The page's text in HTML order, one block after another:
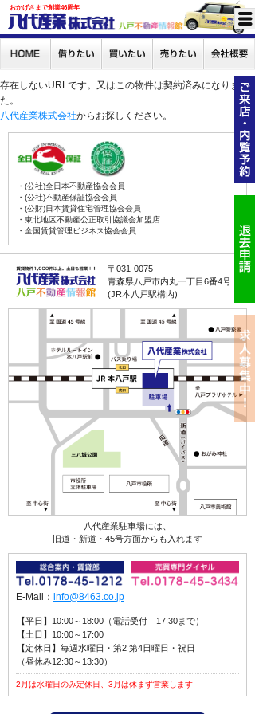
おかげさまで創業46周年
存在しないURLです。又はこの物件は契約済みになりまし
た。
八代産業株式会社からお探しください。
・(公社)全日本不動産協会会員
・(公社)不動産保証協会会員
・(公財)日本賃貸住宅管理協会会員
・東北地区不動産公正取引協議会加盟店
・全国賃貸管理ビジネス協会会員
〒031-0075
青森県八戸市内丸一丁目6番4号
(JR本八戸駅構内)
八代産業駐車場には、
旧道・新道・45号方面からも入れます
E-Mail： info@8463.co.jp
【平日】10:00～18:00（電話受付 17:30まで）
【土日】10:00～17:00
【定休日】毎週水曜日・第2 第4日曜日・祝日
（昼休み12:30～13:30）
2月は水曜日のみ定休日、3月は休まず営業します